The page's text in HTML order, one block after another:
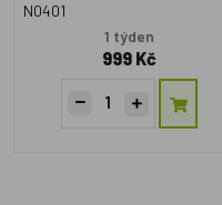
N0401
1 týden
999 Kč